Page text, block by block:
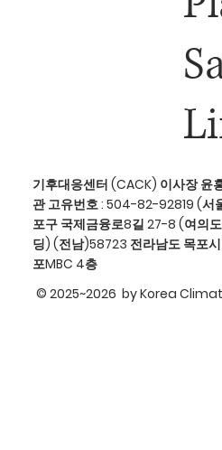
© 2025~2026 by Korea
기후대응센터 (CACK) 이사장 윤
관 고유번호 : 504-82-92819 (서
포구 국제금융로8길 27-8 (여의
딩) (전남)58723 전라남도 목포시
포MBC 4층